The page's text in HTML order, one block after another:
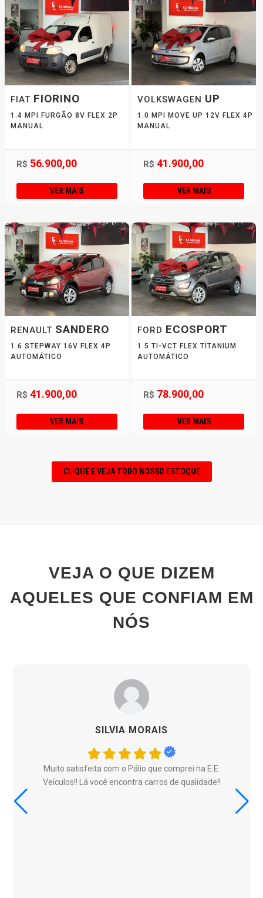
FIAT FIORINO
1.4 MPI FURGÃO 8V FLEX 2P
MANUAL
R$ 56.900,00
VER MAIS
VOLKSWAGEN UP
1.0 MPI MOVE UP 12V FLEX 4P
MANUAL
R$41.900,00
VER MAIS
RENAULT SANDERO
1.6 STEPWAY 16V FLEX 4P
AUTOMÁTICO
R$ 41.900,00
VER MAIS
FORD ECOSPORT
1.5 TI-VCT FLEX TITANIUM
AUTOMÁTICO
R$ 78.900,00
VER MAIS
CLIQUE E VEJA TODO NOSSO ESTOQUE
VEJA O QUE DIZEM
AQUELES QUE CONFIAM EM
NÓS
SILVIA MORAIS
Muito satisfeita com o Pálio que comprei na E.E.
Veículos!! Lá você encontra carros de qualidade!!